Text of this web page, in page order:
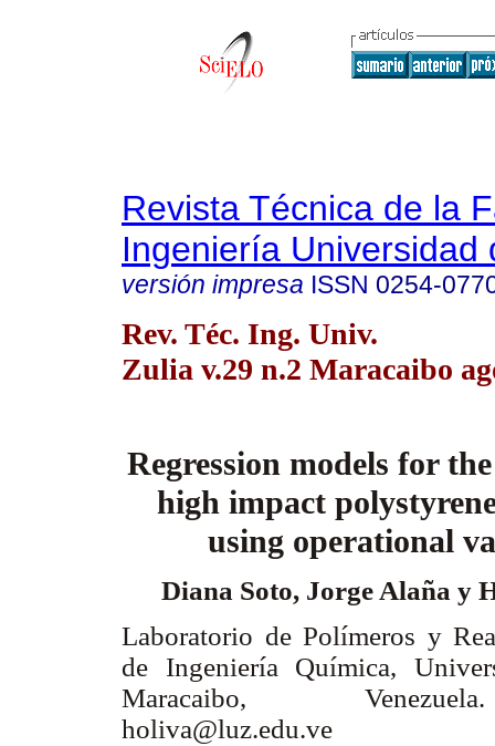
Revista Técnica de la
Ingeniería Universidad
versión impresa ISSN 0254-
Rev. Téc. Ing. Univ.
Zulia v.29 n.2 Maracaibo
Regression models for
high impact
using operational
Diana Soto, Jorge Alaña y
Laboratorio de Polímeros y
de Ingeniería Química,
Maracaibo,
holiva@luz.edu.ve